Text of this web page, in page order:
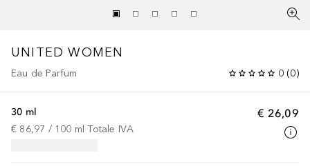
UNITED WOMEN
Eau de Parfum 0 (0)
€ 26,09
30 ml
€ 86,97 / 100 ml Totale IVA